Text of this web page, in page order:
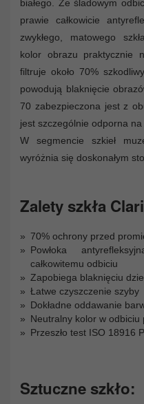
białego. Ze śladowym
prawie całkowicie
zwykłego, matowego
kolor obrazu praktycznie
filtruje około 70%
powodują blaknięcie
70 zabezpieczona jest z
jest szczególnie odporna
W segmencie szkieł
wyróżnia się doskonałym
Zalety szkła
70% ochrony przed
Powłoka
całkowitemu odbiciu
Zapobiega blaknięciu
Łatwe czyszczenie szyby
Dokładne oddawanie
Neutralny kolor w
Przeszło test ISO 18916
Sztuczne szkło: